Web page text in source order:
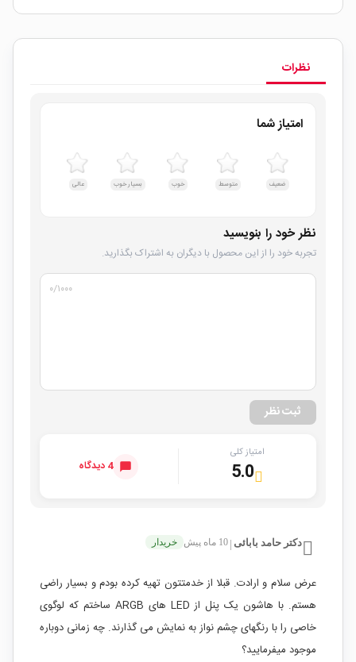
نظرات
امتیاز شما
ضعیف متوسط خوب بسیار خوب عالی
نظر خود را بنویسید
تجربه خود را از این محصول با دیگران به اشتراک بگذارید.
۰/۱۰۰۰
ثبت نظر
امتیاز کلی
5.0 4 دیدگاه
دکتر حامد بابائی 10 ماه پیش خریدار
عرض سلام و ارادت. قبلا از خدمتتون تهیه کرده بودم و بسیار راضی
هستم. با هاشون یک پنل از LED های ARGB ساختم که لوگوی
خاصی را با رنگهای چشم نواز به نمایش می گذارند. چه زمانی دوباره
موجود میفرمایید؟